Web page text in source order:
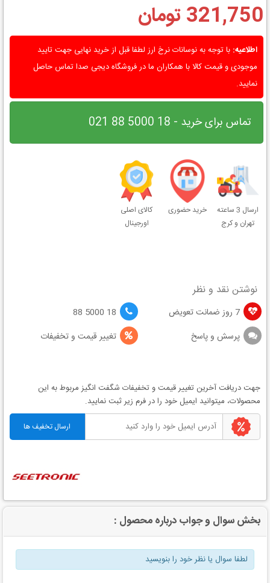
321,750 تومان
اطلاعیه: با توجه به نوسانات نرخ ارز لطفا قبل از خرید نهایی جهت تایید
موجودی و قیمت کالا با همکاران ما در فروشگاه دیجی صدا تماس حاصل
نمایید.
تماس برای خرید - 18 5000 88 021
ارسال 3 ساعته
تهران و کرج
خرید حضوری
کالای اصلی
اورجینال
نوشتن نقد و نظر
7 روز ضمانت تعویض
18 5000 88
پرسش و پاسخ
تغییر قیمت و تخفیفات
جهت دریافت آخرین تغییر قیمت و تخفیفات شگفت انگیز مربوط به این
محصولات، میتوانید ایمیل خود را در فرم زیر ثبت نمایید.
بخش سوال و جواب درباره محصول :
لطفا سوال یا نظر خود را بنویسید